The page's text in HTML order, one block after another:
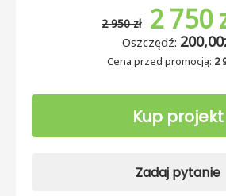
2 950 zł 2 750
Oszczędź:
Cena przed promocją: 2
Kup projekt
Zadaj pytanie